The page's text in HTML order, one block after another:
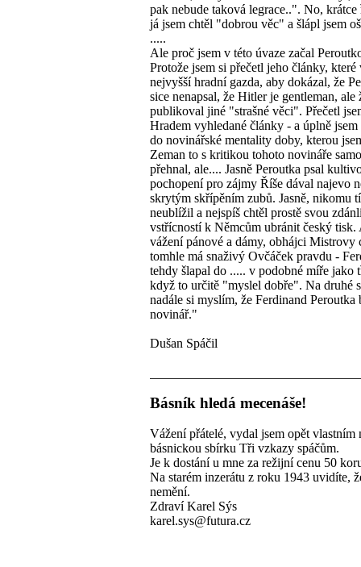
pak nebude taková legrace..". No, krátce
já jsem chtěl "dobrou věc" a šlápl jsem
.....
Ale proč jsem v této úvaze začal
Protože jsem si přečetl jeho články, které
nejvyšší hradní gazda, aby dokázal, že
sice nenapsal, že Hitler je gentleman, ale
publikoval jiné "strašné věci". Přečetl
Hradem vyhledané články - a úplně jsem
do novinářské mentality doby, kterou
Zeman to s kritikou tohoto novináře
přehnal, ale.... Jasně Peroutka psal
pochopení pro zájmy Říše dával najevo
skrytým skřípěním zubů. Jasně, nikomu
neublížil a nejspíš chtěl prostě svou
vstřícností k Němcům ubránit český tisk.
vážení pánové a dámy, obhájci Mistrovy
tomhle má snaživý Ovčáček pravdu -
tehdy šlapal do ..... v podobné míře jako
když to určitě "myslel dobře". Na druhé
nadále si myslím, že Ferdinand Peroutka
novinář."
Dušan Spáčil
Básník hledá mecenáše!
Vážení přátelé, vydal jsem opět vlastním
básnickou sbírku Tři vzkazy spáčům.
Je k dostání u mne za režijní cenu 50
Na starém inzerátu z roku 1943 uvidíte,
nemění.
Zdraví Karel Sýs
karel.sys@futura.cz